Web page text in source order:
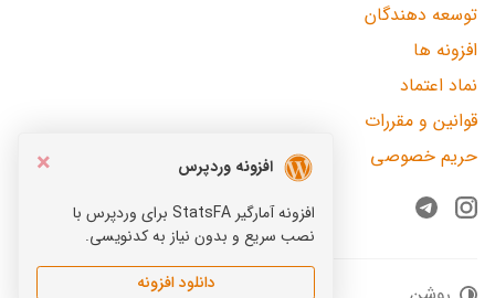
×
افزونه وردپرس
افزونه آمارگیر StatsFA برای وردپرس با
نصب سریع و بدون نیاز به کدنویسی.
دانلود افزونه
توسعه دهندگان
افزونه ها
نماد اعتماد
قوانین و مقررات
حریم خصوصی
Instagram
Telegram